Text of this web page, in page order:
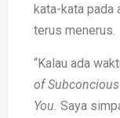
kata-kata pada
terus menerus.
“Kalau ada
of
You. Saya